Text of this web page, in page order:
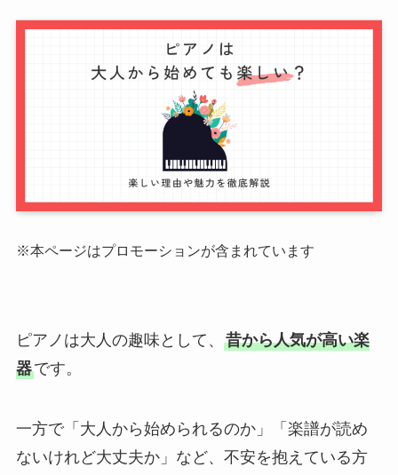
※本ページはプロモーションが含まれています
ピアノは大人の趣味として、 昔から人気が高い楽
器です。
一方で「大人から始められるのか」「楽譜が読め
ないけれど大丈夫か」など、不安を抱えている方